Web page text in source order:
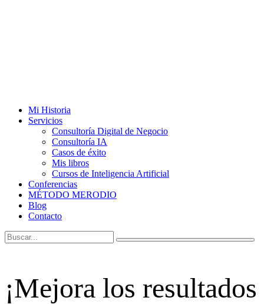
Mi Historia
Servicios
Consultoría Digital de Negocio
Consultoría IA
Casos de éxito
Mis libros
Cursos de Inteligencia Artificial
Conferencias
MÉTODO MERODIO
Blog
Contacto
¡Mejora los resultados